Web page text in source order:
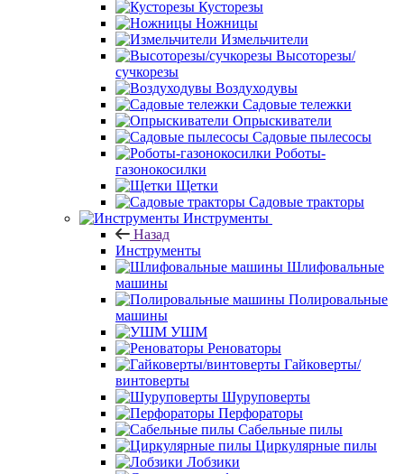
Кусторезы
Ножницы
Измельчители
Высоторезы/
сучкорезы
Воздуходувы
Садовые тележки
Опрыскиватели
Садовые пылесосы
Роботы-
газонокосилки
Щетки
Садовые тракторы
Инструменты
Назад
Инструменты
Шлифовальные
машины
Полировальные
машины
УШМ
Реноваторы
Гайковерты/
винтоверты
Шуруповерты
Перфораторы
Сабельные пилы
Циркулярные пилы
Лобзики